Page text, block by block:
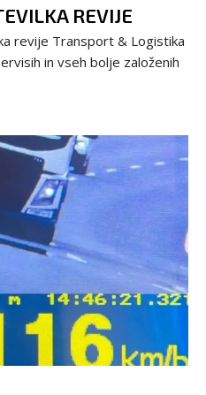
REVIJE
revije Transport & Logistika
in vseh bolje založenih